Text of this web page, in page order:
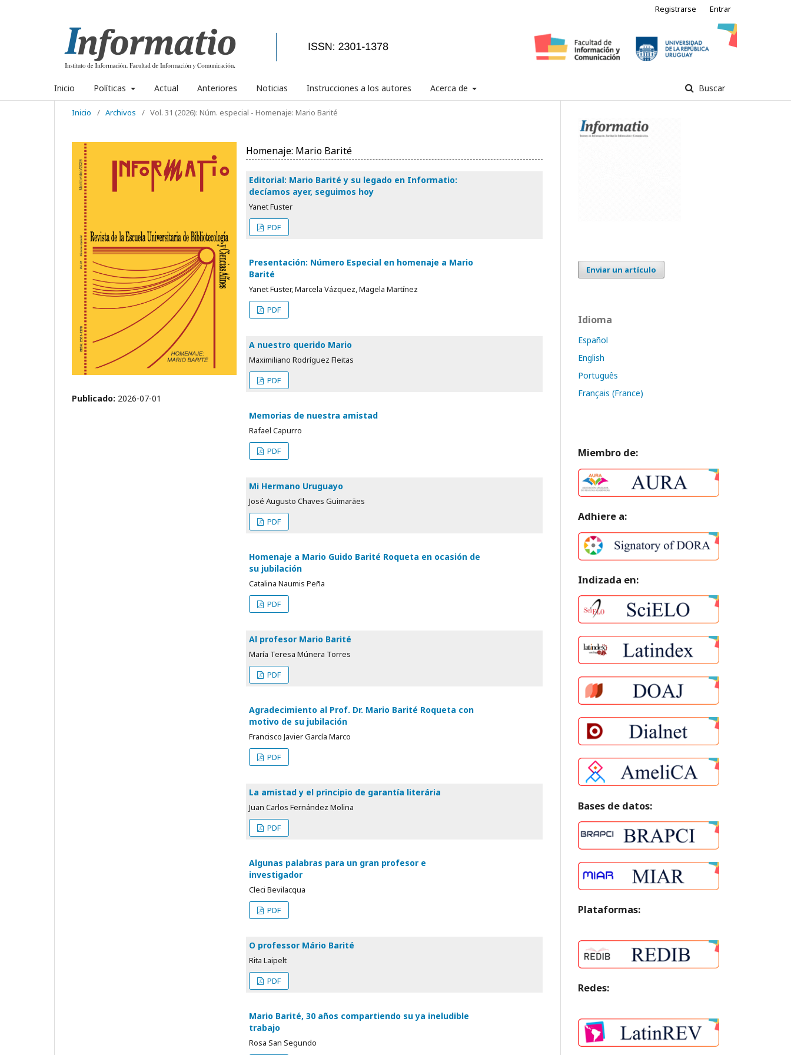
Inicio Políticas Actual Anteriores Noticias Instrucciones a los autores Acerca de Buscar
Registrarse Entrar
Inicio / Archivos / Vol. 31 (2026): Núm. especial - Homenaje: Mario Barité
Publicado: 2026-07-01
Homenaje: Mario Barité
Editorial: Mario Barité y su legado en Informatio:
decíamos ayer, seguimos hoy
Yanet Fuster
PDF
Presentación: Número Especial en homenaje a Mario
Barité
Yanet Fuster, Marcela Vázquez, Magela Martínez
PDF
A nuestro querido Mario
Maximiliano Rodríguez Fleitas
PDF
Memorias de nuestra amistad
Rafael Capurro
PDF
Mi Hermano Uruguayo
José Augusto Chaves Guimarães
PDF
Homenaje a Mario Guido Barité Roqueta en ocasión de
su jubilación
Catalina Naumis Peña
PDF
Al profesor Mario Barité
María Teresa Múnera Torres
PDF
Agradecimiento al Prof. Dr. Mario Barité Roqueta con
motivo de su jubilación
Francisco Javier García Marco
PDF
La amistad y el principio de garantía literária
Juan Carlos Fernández Molina
PDF
Algunas palabras para un gran profesor e
investigador
Cleci Bevilacqua
PDF
O professor Mário Barité
Rita Laipelt
PDF
Mario Barité, 30 años compartiendo su ya ineludible
trabajo
Rosa San Segundo
Enviar un artículo
Idioma
Español
English
Português
Français (France)
Miembro de:
Adhiere a:
Indizada en:
Bases de datos:
Plataformas:
Redes: